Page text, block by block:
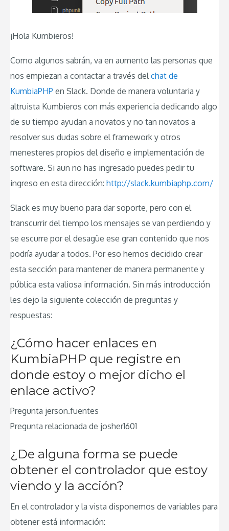
¡Hola Kumbieros!
Como algunos sabrán, va en aumento las personas que
nos empiezan a contactar a través delchat de
KumbiaPHP en Slack. Donde de manera voluntaria y
altruista Kumbieros con más experiencia dedicando algo
de su tiempo ayudan a novatos y no tan novatos a
resolver sus dudas sobre el framework y otros
menesteres propios del diseño e implementación de
software. Si aun no has ingresado puedes pedir tu
ingreso en esta dirección: http://slack.kumbiaphp.com/
Slack es muy bueno para dar soporte, pero con el
transcurrir del tiempo los mensajes se van perdiendo y
se escurre por el desagüe ese gran contenido que nos
podría ayudar a todos. Por eso hemos decidido crear
esta sección para mantener de manera permanente y
pública esta valiosa información. Sin más introducción
les dejo la siguiente colección de preguntas y
respuestas:
¿Cómo hacer enlaces en
KumbiaPHP que registre en
donde estoy o mejor dicho el
enlace activo?
Pregunta jerson.fuentes
Pregunta relacionada de josher1601
¿De alguna forma se puede
obtener el controlador que estoy
viendo y la acción?
En el controlador y la vista disponemos de variables para
obtener está información: